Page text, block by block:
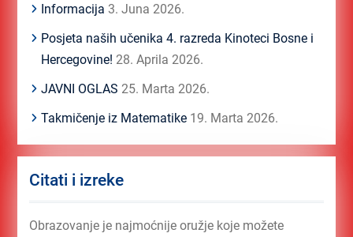
Informacija 3. Juna 2026.
Posjeta naših učenika 4. razreda Kinoteci Bosne i
Hercegovine! 28. Aprila 2026.
JAVNI OGLAS 25. Marta 2026.
Takmičenje iz Matematike 19. Marta 2026.
Citati i izreke
Obrazovanje je najmoćnije oružje koje možete